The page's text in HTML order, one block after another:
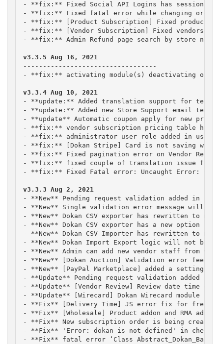
- **fix:** Fixed Social API Logins has session
- **fix:** Fixed fatal error while changing order
- **fix:** [Product Subscription] Fixed product
- **fix:** [Vendor Subscription] Fixed vendors
- **fix:** Admin Refund page search by store
----------------------------------
- **fix:** activating module(s) deactivating other
- **update:** Added translation support for text
- **update:** Added new Store Support email
- **update** Automatic coupon apply for new
- **fix:** vendor subscription pricing table html
- **fix:** administrator user role added in user
- **fix:** [Dokan Stripe] Card is not saving while
- **fix:** Fixed pagination error on Vendor Review
- **fix:** fixed couple of translation issue for
- **fix:** Fixed Fatal error: Uncaught Error: Class
- **New** Pending request validation added in
- **New** Single validation error message will
- **New** Dokan CSV exporter has rewritten to
- **New** Dokan CSV exporter has a new option
- **New** Dokan CSV Importer has rewritten to
- **New** Dokan Import Export logic will not be
- **New** Admin can add new vendor staff from wp-
- **New** [Dokan Auction] Validation error
- **New** [PayPal Marketplace] added a settings
- **Update** Pending request validation added in
- **Update** [Vendor Review] Review date time
- **Update** [Wirecard] Dokan Wirecard module
- **Fix** [Delivery Time] JS error fix for fresh
- **Fix** [Wholesale] Product addon and RMA
- **Fix** New subscription order is being
- **Fix** 'Error: dokan is not defined' in
- **Fix** fatal error ‘Class